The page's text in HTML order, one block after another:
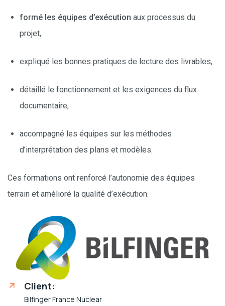
formé les équipes d’exécution aux processus du
projet,
expliqué les bonnes pratiques de lecture des livrables,
détaillé le fonctionnement et les exigences du flux
documentaire,
accompagné les équipes sur les méthodes
d’interprétation des plans et modèles.
Ces formations ont renforcé l’autonomie des équipes
terrain et amélioré la qualité d’exécution.
Client:
Bilfinger France Nuclear